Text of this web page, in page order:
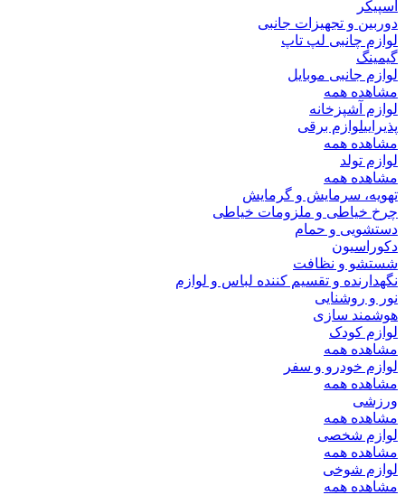
اسپیکر
دوربین و تجهیزات جانبی
لوازم چانبی لپ تاپ
گیمینگ
لوازم جانبی موبایل
مشاهده همه
لوازم آشپزخانه
پذیراییلوازم برقی
مشاهده همه
لوازم تولد
مشاهده همه
تهویه، سرمایش و گرمایش
چرخ خیاطی و ملزومات خیاطی
دستشویی و حمام
دکوراسیون
شستشو و نظافت
نگهدارنده و تقسیم کننده لباس و لوازم
نور و روشنایی
هوشمند سازی
لوازم کودک
مشاهده همه
لوازم خودرو و سفر
مشاهده همه
ورزشی
مشاهده همه
لوازم شخصی
مشاهده همه
لوازم شوخی
مشاهده همه